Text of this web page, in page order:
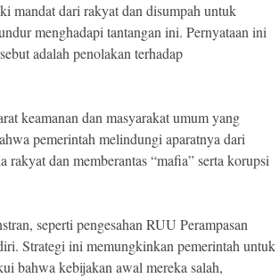
mandat dari rakyat dan disumpah untuk
menghadapi tantangan ini. Pernyataan ini
adalah penolakan terhadap
keamanan dan masyarakat umum yang
pemerintah melindungi aparatnya dari
dan memberantas “mafia” serta korupsi
seperti pengesahan RUU Perampasan
Strategi ini memungkinkan pemerintah untuk
bahwa kebijakan awal mereka salah,